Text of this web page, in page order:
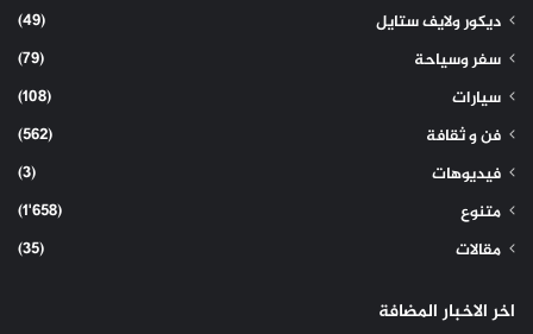
ديكور ولايف ستايل
(49)
سفر وسياحة
(79)
سيارات
(108)
فن و ثقافة
(562)
فيديوهات
(3)
متنوع
(1٬658)
مقالات
(35)
اخر الاخبار المضافة